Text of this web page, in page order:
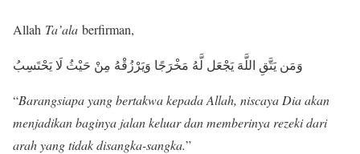
Allah Ta’ala berfirman,
وَمَن يَتَّقِ اللَّهَ يَجْعَل لَّهُ مَخْرَجًا وَيَرْزُقْهُ مِنْ حَيْثُ لَا يَحْتَسِبُ
“Barangsiapa yang bertakwa kepada Allah, niscaya Dia akan
menjadikan baginya jalan keluar dan memberinya rezeki dari
arah yang tidak disangka-sangka.”